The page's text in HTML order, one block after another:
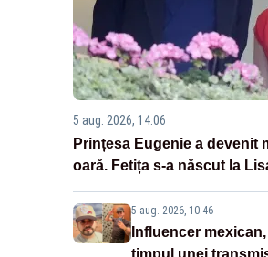
5 aug. 2026, 14:06
Prințesa Eugenie a devenit
oară. Fetița s-a născut la
5 aug. 2026, 10:46
Influencer
timpul unei